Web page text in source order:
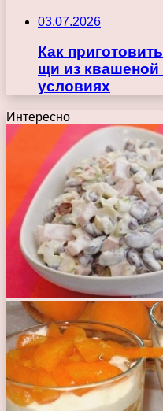
03.07.2026
Как
щи из
условиях
Интересно